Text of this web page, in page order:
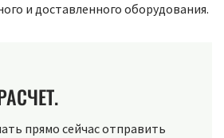
и доставленного оборудования.
прямо сейчас отправить